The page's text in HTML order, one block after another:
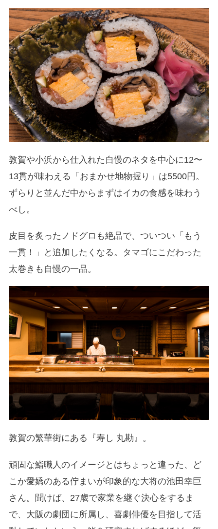
敦賀や小浜から仕入れた自慢のネタを中心に12〜
13貫が味わえる「おまかせ地物握り」は5500円。
ずらりと並んだ中からまずはイカの食感を味わう
べし。
皮目を炙ったノドグロも絶品で、ついつい「もう
一貫！」と追加したくなる。タマゴにこだわった
太巻きも自慢の一品。
敦賀の繁華街にある『寿し 丸勘』。
頑固な鮨職人のイメージとはちょっと違った、ど
こか愛嬌のある佇まいが印象的な大将の池田幸巨
さん。聞けば、27歳で家業を継ぐ決心をするま
で、大阪の劇団に所属し、喜劇俳優を目指して活